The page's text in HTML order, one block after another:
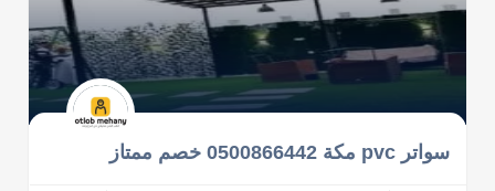
سواتر pvc مكة 0500866442 خصم ممتاز